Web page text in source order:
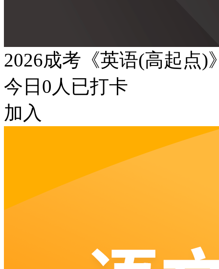
2026成考《英语(高起点)
今日 0 人已打卡
加入